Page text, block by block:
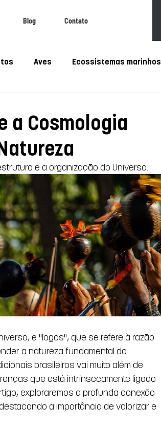
Blog Contato
Aves Ecossistemas marinhos
a Cosmologia
e a organização do Universo.
e "logos", que se refere à razão
a natureza fundamental do
brasileiros vai muito além de
que está intrinsecamente ligado
exploraremos a profunda conexão
a importância de valorizar e